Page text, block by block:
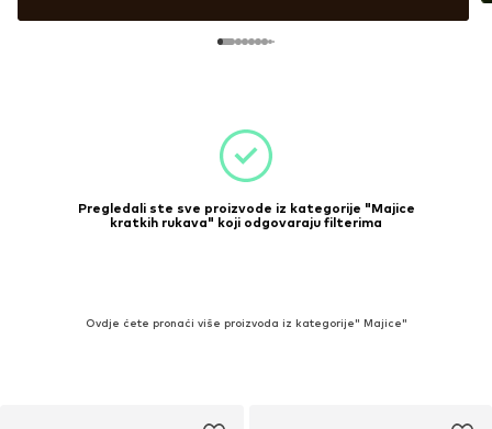
Pregledali ste sve proizvode iz kategorije "Majice
kratkih rukava" koji odgovaraju filterima
Ovdje ćete pronaći više proizvoda iz kategorije" Majice"